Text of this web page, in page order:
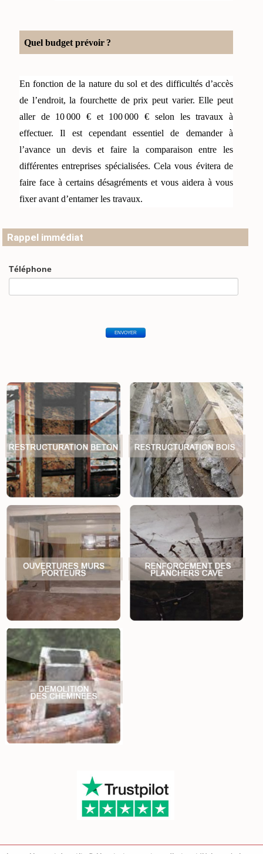
Quel budget prévoir ?
En fonction de la nature du sol et des difficultés d’accès
de l’endroit, la fourchette de prix peut varier. Elle peut
aller de 10 000 € et 100 000 € selon les travaux à
effectuer. Il est cependant essentiel de demander à
l’avance un devis et faire la comparaison entre les
différentes entreprises spécialisées. Cela vous évitera de
faire face à certains désagréments et vous aidera à vous
fixer avant d’entamer les travaux.
Rappel immédiat
Téléphone
ENVOYER